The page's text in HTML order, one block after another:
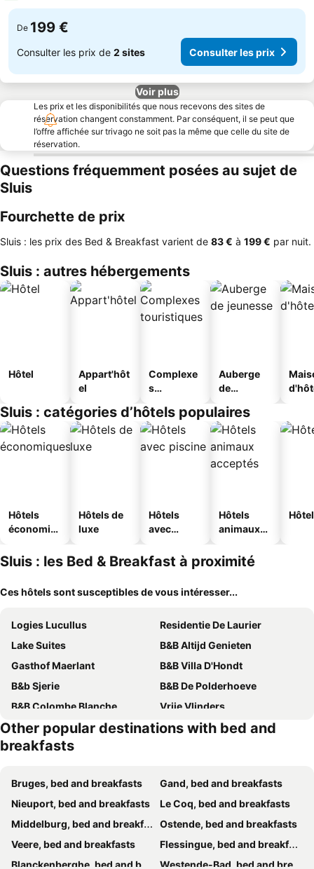
De 199 €
Consulter les prix de 2 sites Consulter les prix
Voir plus
Les prix et les disponibilités que nous recevons des sites de
réservation changent constamment. Par conséquent, il se peut que
l’offre affichée sur trivago ne soit pas la même que celle du site de
réservation.
Questions fréquemment posées au sujet de
Sluis
Fourchette de prix
Sluis : les prix des Bed & Breakfast varient de ‎83 € à ‎199 € par nuit.
Sluis : autres hébergements
Hôtel
Appart'hôt
el
Complexe
s
s
Auberge
de
Sluis : catégories d’hôtels populaires
Hôtels
économiq
Hôtels de
luxe
Hôtels
avec
Hôtels
animaux
Sluis : les Bed & Breakfast à proximité
Ces hôtels sont susceptibles de vous intéresser...
Logies Lucullus
Residentie De Laurier
Lake Suites
B&B Altijd Genieten
Gasthof Maerlant
B&B Villa D'Hondt
B&b Sjerie
B&B De Polderhoeve
B&B Colombe Blanche
Vrije Vlinders
Casa Chico
House of Bruges
"Chez Ba'Nus"
B&B Lady Jane
B&B Hoeve de Steenoven
Location De Chambres Sur Blankenberge
Logies Noorderlicht
Polderlicht
The Notary
B&B Maison seki
The White Queen B&B
Other popular destinations with bed and
breakfasts
Bruges, bed and breakfasts
Gand, bed and breakfasts
Nieuport, bed and breakfasts
Le Coq, bed and breakfasts
Middelburg, bed and breakfasts
Ostende, bed and breakfasts
Veere, bed and breakfasts
Flessingue, bed and breakfasts
Blanckenberghe, bed and breakfasts
Westende-Bad, bed and breakfasts